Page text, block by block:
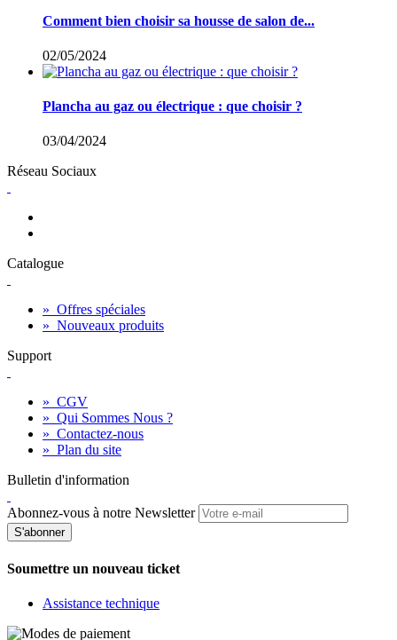
Comment bien choisir sa housse de salon de...
02/05/2024
Plancha au gaz ou électrique : que choisir ?
03/04/2024
Réseau Sociaux
Catalogue
» Offres spéciales
» Nouveaux produits
Support
» CGV
» Qui Sommes Nous ?
» Contactez-nous
» Plan du site
Bulletin d'information
Abonnez-vous à notre Newsletter
S'abonner
Soumettre un nouveau ticket
Assistance technique